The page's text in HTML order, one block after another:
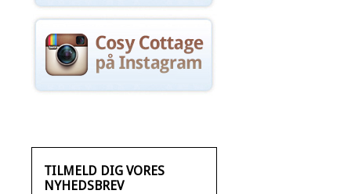
TILMELD DIG VORES
NYHEDSBREV